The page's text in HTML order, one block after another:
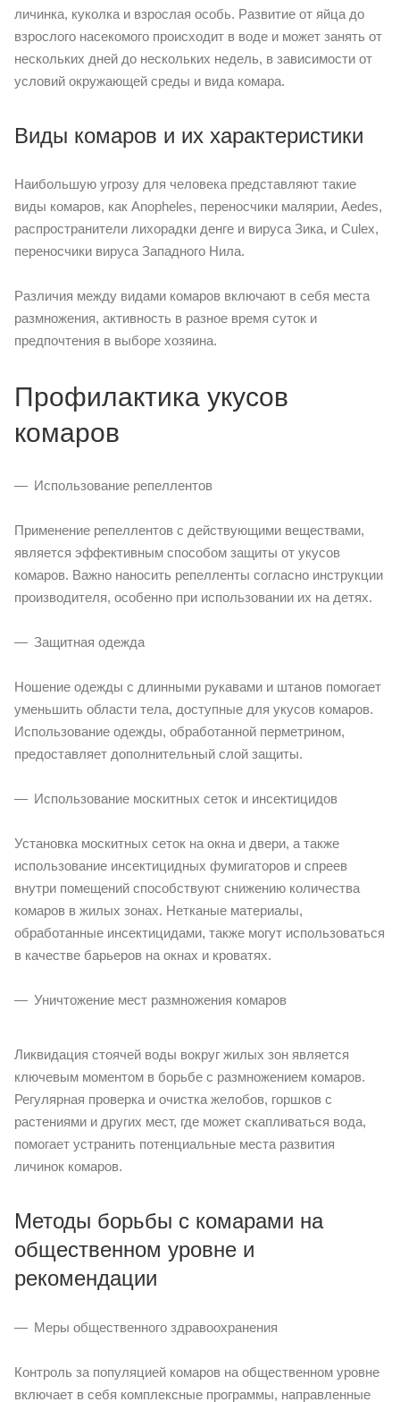
личинка, куколка и взрослая особь. Развитие от яйца до
взрослого насекомого происходит в воде и может занять от
нескольких дней до нескольких недель, в зависимости от
условий окружающей среды и вида комара.
Виды комаров и их характеристики
Наибольшую угрозу для человека представляют такие
виды комаров, как Anopheles, переносчики малярии, Aedes,
распространители лихорадки денге и вируса Зика, и Culex,
переносчики вируса Западного Нила.
Различия между видами комаров включают в себя места
размножения, активность в разное время суток и
предпочтения в выборе хозяина.
Профилактика укусов
комаров
Использование репеллентов
Применение репеллентов с действующими веществами,
является эффективным способом защиты от укусов
комаров. Важно наносить репелленты согласно инструкции
производителя, особенно при использовании их на детях.
Защитная одежда
Ношение одежды с длинными рукавами и штанов помогает
уменьшить области тела, доступные для укусов комаров.
Использование одежды, обработанной перметрином,
предоставляет дополнительный слой защиты.
Использование москитных сеток и инсектицидов
Установка москитных сеток на окна и двери, а также
использование инсектицидных фумигаторов и спреев
внутри помещений способствуют снижению количества
комаров в жилых зонах. Нетканые материалы,
обработанные инсектицидами, также могут использоваться
в качестве барьеров на окнах и кроватях.
Уничтожение мест размножения комаров
Ликвидация стоячей воды вокруг жилых зон является
ключевым моментом в борьбе с размножением комаров.
Регулярная проверка и очистка желобов, горшков с
растениями и других мест, где может скапливаться вода,
помогает устранить потенциальные места развития
личинок комаров.
Методы борьбы с комарами на
общественном уровне и
рекомендации
Меры общественного здравоохранения
Контроль за популяцией комаров на общественном уровне
включает в себя комплексные программы, направленные